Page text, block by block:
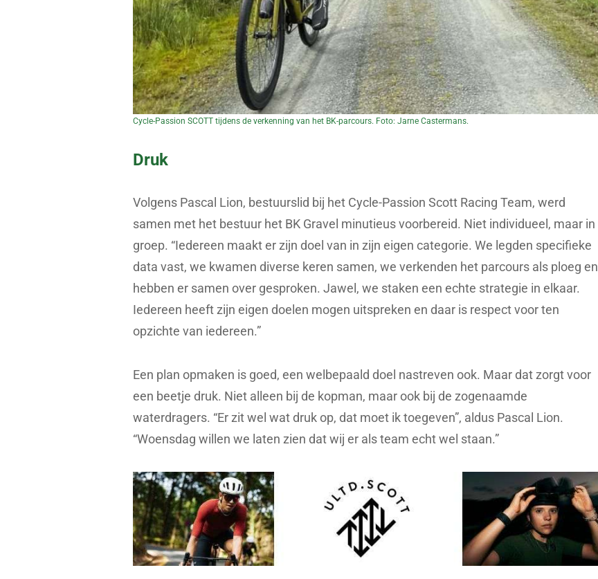
Cycle-Passion SCOTT tijdens de verkenning van het BK-parcours. Foto: Jarne Castermans.
Druk
Volgens Pascal Lion, bestuurslid bij het Cycle-Passion Scott Racing Team, werd
samen met het bestuur het BK Gravel minutieus voorbereid. Niet individueel, maar in
groep. “Iedereen maakt er zijn doel van in zijn eigen categorie. We legden specifieke
data vast, we kwamen diverse keren samen, we verkenden het parcours als ploeg en
hebben er samen over gesproken. Jawel, we staken een echte strategie in elkaar.
Iedereen heeft zijn eigen doelen mogen uitspreken en daar is respect voor ten
opzichte van iedereen.”
Een plan opmaken is goed, een welbepaald doel nastreven ook. Maar dat zorgt voor
een beetje druk. Niet alleen bij de kopman, maar ook bij de zogenaamde
waterdragers. “Er zit wel wat druk op, dat moet ik toegeven”, aldus Pascal Lion.
“Woensdag willen we laten zien dat wij er als team echt wel staan.”